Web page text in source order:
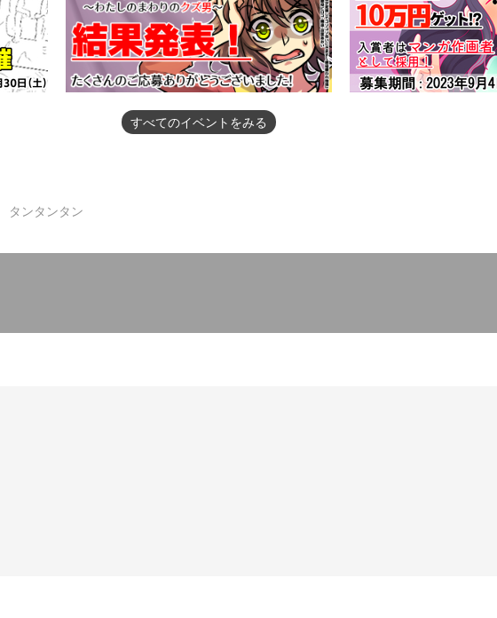
すべてのイベントをみる
タンタンタン